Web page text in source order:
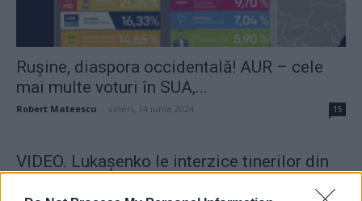
Rușine, diaspora occidentală! AUR – cele
mai multe voturi în SUA,...
Robert Mateescu vineri, 14 iunie 2024 15
VIDEO. Lukașenko le interzice tinerilor din